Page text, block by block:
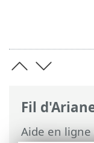
Fil
Aide en ligne